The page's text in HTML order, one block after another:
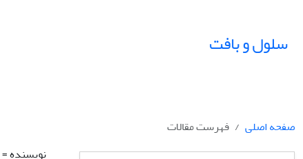
سلول و بافت
صفحه اصلی
فهرست مقالات
نویسنده =